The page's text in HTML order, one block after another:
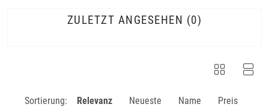
ZULETZT ANGESEHEN 0
Sortierung: Relevanz Neueste Name Preis